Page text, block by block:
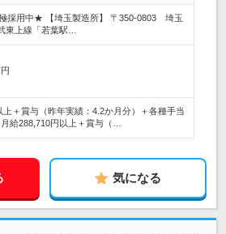
採用中★ 【埼玉製造所】 〒350-0803 埼玉
東上線「若葉駅…
上＋賞与（昨年実績：4.2か月分）＋各種手当
給288,710円以上＋賞与（…
気になる